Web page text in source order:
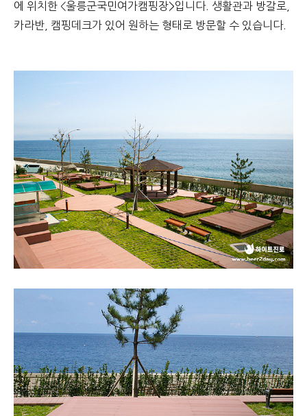
에 위치한 <울릉군국민여가캠핑장>입니다. 생활관과 방갈로,
카라반, 캠핑데크가 있어 원하는 형태로 방문할 수 있습니다.